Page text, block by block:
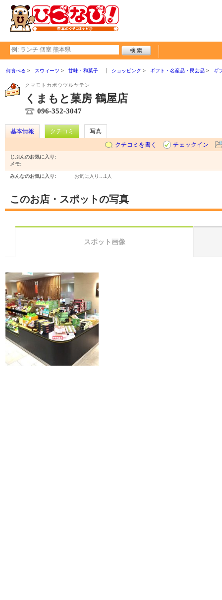
何食べる スウィーツ 甘味・和菓子 ショッピング ギフト・名産品・民芸品 ギ
クマモトカボウツルヤテン
くまもと菓房 鶴屋店
096-352-3047
基本情報 クチコミ
写真
クチコミを書く
チェックイン
じぶんのお気に入り:
メモ:
みんなのお気に入り: お気に入り… 1人
このお店・スポットの写真
スポット画像